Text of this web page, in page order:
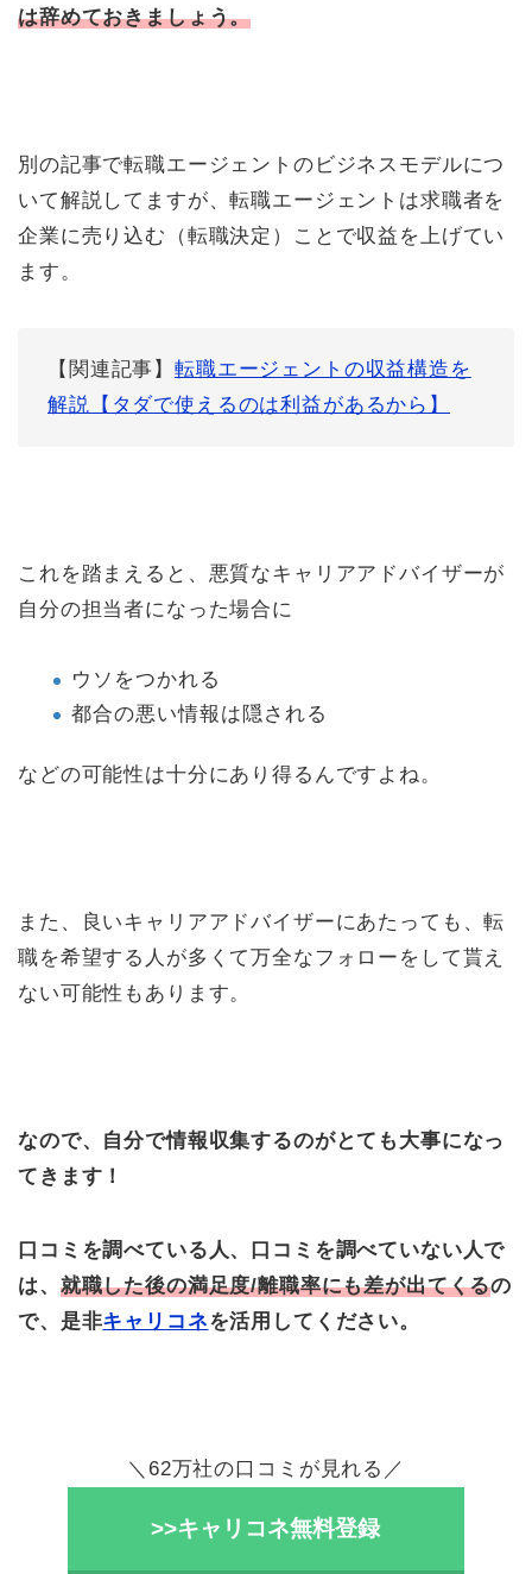
は辞めておきましょう。
別の記事で転職エージェントのビジネスモデルにつ
いて解説してますが、転職エージェントは求職者を
企業に売り込む（転職決定）ことで収益を上げてい
ます。
【関連記事】転職エージェントの収益構造を
解説【タダで使えるのは利益があるから】
これを踏まえると、悪質なキャリアアドバイザーが
自分の担当者になった場合に
ウソをつかれる
都合の悪い情報は隠される
などの可能性は十分にあり得るんですよね。
また、良いキャリアアドバイザーにあたっても、転
職を希望する人が多くて万全なフォローをして貰え
ない可能性もあります。
なので、自分で情報収集するのがとても大事になっ
てきます！
口コミを調べている人、口コミを調べていない人で
は、 就職した後の満足度/離職率にも差が出てくるの
で、是非キャリコネを活用してください。
＼62万社の口コミが見れる／
>>キャリコネ無料登録